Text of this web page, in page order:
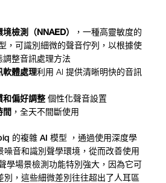
檢測（NNAED）
，一種高靈敏度的
，可識別細微的聲音佇列，以根據使
調整音訊處理方法
軟體處理利用 AI 提供清晰明快的音訊
和偏好調整 個性化聲音設置
間 ，全天不間斷使用
的複雜 AI 模型 ， 通過使用深度學
噪音和識別聲學環境，從而改善使用
學場景檢測功能特別強大，因為它可
別，這些細微差別往往超出了人耳區